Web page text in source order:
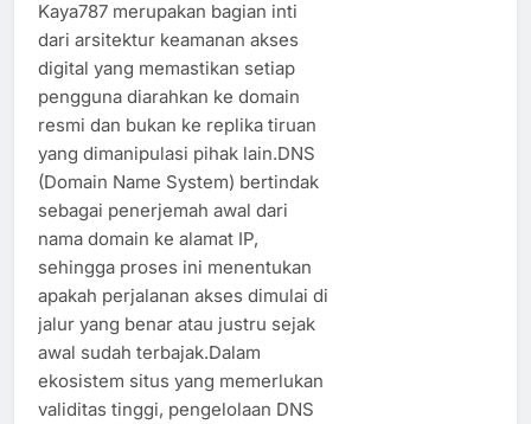
Kaya787 merupakan bagian inti
dari arsitektur keamanan akses
digital yang memastikan setiap
pengguna diarahkan ke domain
resmi dan bukan ke replika tiruan
yang dimanipulasi pihak lain.DNS
(Domain Name System) bertindak
sebagai penerjemah awal dari
nama domain ke alamat IP,
sehingga proses ini menentukan
apakah perjalanan akses dimulai di
jalur yang benar atau justru sejak
awal sudah terbajak.Dalam
ekosistem situs yang memerlukan
validitas tinggi, pengelolaan DNS